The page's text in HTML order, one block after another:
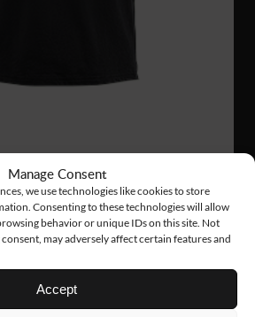
Manage Consent
we use technologies like cookies to store
Consenting to these technologies will allow
behavior or unique IDs on this site. Not
may adversely affect certain features and
Accept